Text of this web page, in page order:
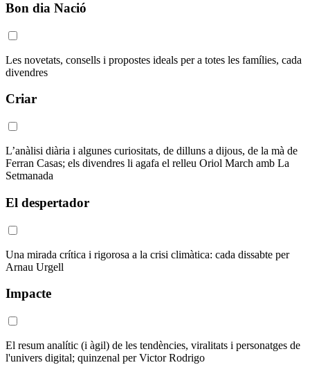
Bon dia Nació
Les novetats, consells i propostes ideals per a totes les famílies, cada
divendres
Criar
L’anàlisi diària i algunes curiositats, de dilluns a dijous, de la mà de
Ferran Casas; els divendres li agafa el relleu Oriol March amb La
Setmanada
El despertador
Una mirada crítica i rigorosa a la crisi climàtica: cada dissabte per
Arnau Urgell
Impacte
El resum analític (i àgil) de les tendències, viralitats i personatges de
l'univers digital; quinzenal per Victor Rodrigo